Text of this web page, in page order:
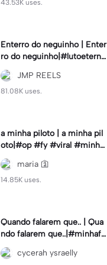
43.53K uses.
Enterro do neguinho | Enter
ro do neguinho|#lutoeterno
#saudadeseterna #amizada
de #emalta #fypcapc
JMP REELS
81.08K uses.
a minha piloto | a minha pil
oto|#op #fy #viral #minha
piloto #prapilotar
maria 🛐
14.85K uses.
Quando falarem que.. | Qua
ndo falarem que..|#minhafa
milia#diadascriancas#mae
efilho#cameralenta
cycerah ysraelly